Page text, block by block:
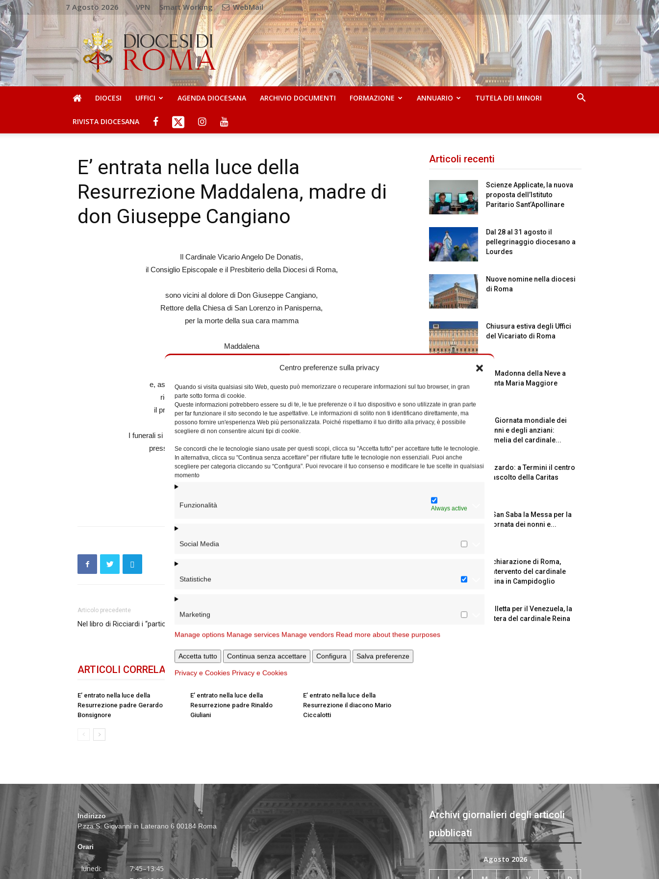
Centro preferenze sulla privacy
Quando si visita qualsiasi sito Web, questo può memorizzare o recuperare informazioni sul tuo browser, in gran
parte sotto forma di cookie.
Queste informazioni potrebbero essere su di te, le tue preferenze o il tuo dispositivo e sono utilizzate in gran parte
per far funzionare il sito secondo le tue aspettative. Le informazioni di solito non ti identificano direttamente, ma
possono fornire un'esperienza Web più personalizzata. Poiché rispettiamo il tuo diritto alla privacy, è possibile
scegliere di non consentire alcuni tipi di cookie.
Se concordi che le tecnologie siano usate per questi scopi, clicca su "Accetta tutto" per accettare tutte le tecnologie.
In alternativa, clicca su "Continua senza accettare" per rifiutare tutte le tecnologie non essenziali. Puoi anche
scegliere per categoria cliccando su "Configura". Puoi revocare il tuo consenso e modificare le tue scelte in qualsiasi
momento
Funzionalità Always active
Social Media
Statistiche
Marketing
Manage options Manage services Manage vendors Read more about these purposes
Accetta tutto Continua senza accettare Configura Salva preferenze
Privacy e Cookies Privacy e Cookies
7 Agosto 2026 VPN Smart Working WebMail
DIOCESI
DI
ROMA
DIOCESI UFFICI AGENDA DIOCESANA ARCHIVIO DOCUMENTI FORMAZIONE ANNUARIO TUTELA DEI MINORI
RIVISTA DIOCESANA
E’ entrata nella luce della
Resurrezione Maddalena, madre di
don Giuseppe Cangiano
Il Cardinale Vicario Angelo De Donatis,
il Consiglio Episcopale e il Presbiterio della Diocesi di Roma,
sono vicini al dolore di Don Giuseppe Cangiano,
Rettore della Chiesa di San Lorenzo in Panisperna,
per la morte della sua cara mamma
Maddalena
e, assicurando preghiere di suffragio, invocano Dio Padre,
ricco di misericordia, perché conceda a Maddalena
il premio della vita eterna e dia conforto ai suoi familiari.
I funerali si svolgeranno domani, sabato 23 ottobre 2021, alle ore 14.00,
presso la Parrocchia di Sant’Agostino a Pietramelara (CE)
Articolo precedente
Nel libro di Ricciardi i “particolari” del Vangelo
Mauro Vera Roa
ARTICOLI CORRELATI DELLO STESSO AUTORE
E’ entrato nella luce della
Resurrezione padre Gerardo
Bonsignore
E’ entrato nella luce della
Resurrezione padre Rinaldo
Giuliani
E’ entrato nella luce della
Resurrezione il diacono Mario
Ciccalotti
Articoli recenti
Scienze Applicate, la nuova
proposta dell’Istituto
Paritario Sant’Apollinare
Dal 28 al 31 agosto il
pellegrinaggio diocesano a
Lourdes
Nuove nomine nella diocesi
di Roma
Chiusura estiva degli Uffici
del Vicariato di Roma
La Madonna della Neve a
Santa Maria Maggiore
La Giornata mondiale dei
nonni e degli anziani:
l’omelia del cardinale...
Azzardo: a Termini il centro
d’ascolto della Caritas
A San Saba la Messa per la
Giornata dei nonni e...
Dichiarazione di Roma,
l’intervento del cardinale
Reina in Campidoglio
Colletta per il Venezuela, la
lettera del cardinale Reina
Indirizzo
P.zza S. Giovanni in Laterano 6 00184 Roma
Orari
lunedi:
7:45–13:45
Archivi giornalieri degli articoli
pubblicati
Agosto 2026